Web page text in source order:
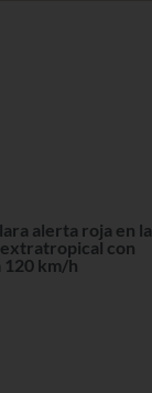
alerta roja en la
con
120 km/h